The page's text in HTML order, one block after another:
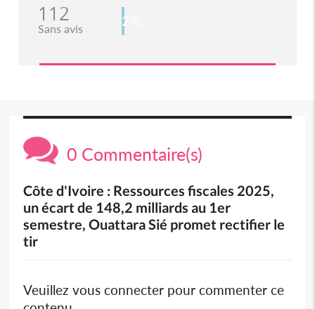
112
Sans avis 2%
0 Commentaire(s)
Côte d'Ivoire : Ressources fiscales 2025,
un écart de 148,2 milliards au 1er
semestre, Ouattara Sié promet rectifier le
tir
Veuillez vous connecter pour commenter ce